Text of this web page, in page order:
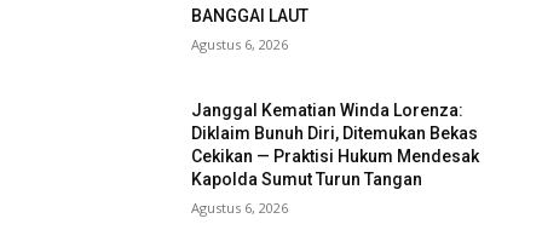
BANGGAI LAUT
Agustus 6, 2026
Janggal Kematian Winda Lorenza:
Diklaim Bunuh Diri, Ditemukan Bekas
Cekikan — Praktisi Hukum Mendesak
Kapolda Sumut Turun Tangan
Agustus 6, 2026